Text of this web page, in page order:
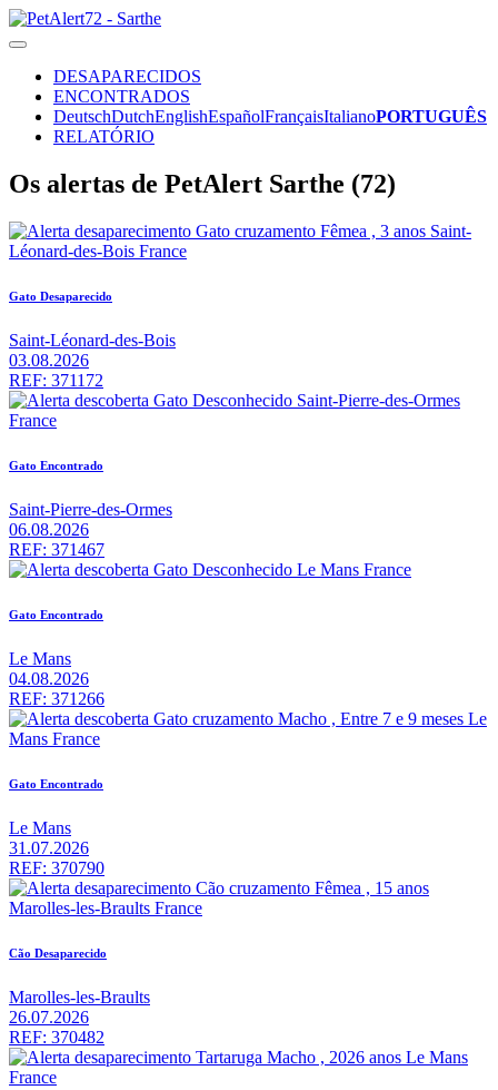
DESAPARECIDOS
ENCONTRADOS
DeutschDutchEnglishEspañolFrançaisItalianoPORTUGUÊS
RELATÓRIO
Os alertas de PetAlert Sarthe (72)
Gato Desaparecido
Saint-Léonard-des-Bois
03.08.2026
REF: 371172
Gato Encontrado
Saint-Pierre-des-Ormes
06.08.2026
REF: 371467
Gato Encontrado
Le Mans
04.08.2026
REF: 371266
Gato Encontrado
Le Mans
31.07.2026
REF: 370790
Cão Desaparecido
Marolles-les-Braults
26.07.2026
REF: 370482